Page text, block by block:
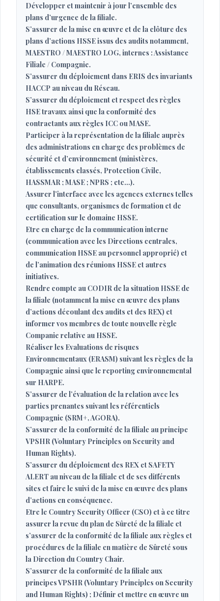
Développer et maintenir à jour l’ensemble des
plans d’urgence de la filiale.
S’assurer de la mise en œuvre et de la clôture des
plans d’actions HSSE issus des audits notamment,
MAESTRO / MAESTRO LOG, internes : Assistance
Filiale / Compagnie.
S’assurer du déploiement dans ERIS des invariants
HACCP au niveau du Réseau.
S’assurer du déploiement et respect des règles
HSE travaux ainsi que la conformité des
contractants aux règles ICC ou MASE.
Participer à la représentation de la filiale auprès
des administrations en charge des problèmes de
sécurité et d’environnement (ministères,
établissements classés, Protection Civile,
HASSMAR ; MASE ; NPRS ; etc…).
Assurer l’interface avec les agences externes telles
que consultants, organismes de formation et de
certification sur le domaine HSSE.
Etre en charge de la communication interne
(communication avec les Directions centrales,
communication HSSE au personnel approprié) et
de l’animation des réunions HSSE et autres
initiatives.
Rendre compte au CODIR de la situation HSSE de
la filiale (notamment la mise en œuvre des plans
d’actions découlant des audits et des REX) et
informer vos membres de toute nouvelle règle
Companie relative au HSSE.
Réaliser les Evaluations de risques
Environnementaux (ERASM) suivant les règles de la
Compagnie ainsi que le reporting environnemental
sur HARPE.
S’assurer de l’évaluation de la relation avec les
parties prenantes suivant les référentiels
Compagnie (SRM+, AGORA).
S’assurer de la conformité de la filiale au principe
VPSHR (Voluntary Principles on Security and
Human Rights).
S’assurer du déploiement des REX et SAFETY
ALERT au niveau de la filiale et de ses différents
sites et faire le suivi de la mise en œuvre des plans
d’actions en conséquence.
Etre le Country Security Officer (CSO) et à ce titre
assurer la revue du plan de Sûreté de la filiale et
s’assurer de la conformité de la filiale aux règles et
procédures de la filiale en matière de Sûreté sous
la Direction du Country Chair.
S’assurer de la conformité de la filiale aux
principes VPSHR (Voluntary Principles on Security
and Human Rights) ; Définir et mettre en œuvre un